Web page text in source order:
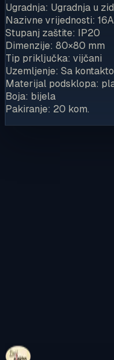
Ugradnja: Ugradnja u
Nazivne vrijednosti:
Stupanj zaštite: IP20
Dimenzije: 80×80 mm
Tip priključka: vijčani
Uzemljenje: Sa
Materijal podsklopa:
Boja: bijela
Pakiranje: 20 kom.
Pregledajte